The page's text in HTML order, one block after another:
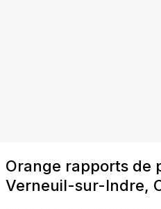
Orange rapports de
Verneuil-sur-Indre,